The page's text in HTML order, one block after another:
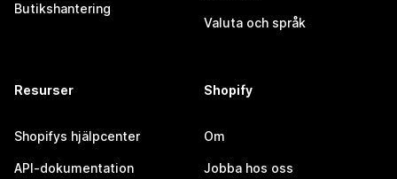
Butikshantering
Valuta och språk
Resurser
Shopifys hjälpcenter
API-dokumentation
Shopify
Om
Jobba hos oss